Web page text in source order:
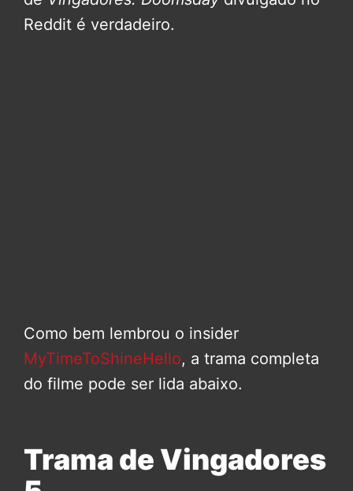
Reddit é verdadeiro.
Como bem lembrou o insider
MyTimeToShineHello, a trama completa
do filme pode ser lida abaixo.
Trama de Vingadores